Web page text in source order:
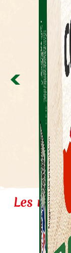
Glucides
Fibres
Protéines
Les